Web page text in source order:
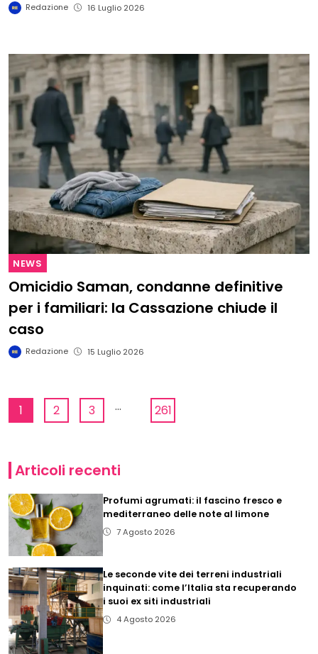
Redazione 16 Luglio 2026
NEWS
Omicidio Saman, condanne definitive
per i familiari: la Cassazione chiude il
caso
Redazione 15 Luglio 2026
1 2 3 ... 261
Articoli recenti
Profumi agrumati: il fascino fresco e
mediterraneo delle note al limone
7 Agosto 2026
Le seconde vite dei terreni industriali
inquinati: come l’Italia sta recuperando
i suoi ex siti industriali
4 Agosto 2026